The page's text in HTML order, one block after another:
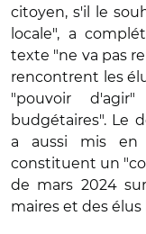
citoyen, s'il le
locale", a
texte "ne va pas
rencontrent les
"pouvoir
budgétaires". Le
a aussi mis en
constituent un
de mars 2024
maires et des élus